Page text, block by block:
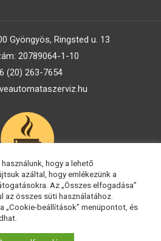
Gyöngyös, Ringsted u. 13
20789064-1-10
(20) 263-7654
Kávéautomata Szerviz
Fejlesztés:wSoft
hogy a lehető
azáltal, hogy emlékezünk a
Az „Összes elfogadása”
az összes süti használatához.
„Cookie-beállítások” menüpontot, és